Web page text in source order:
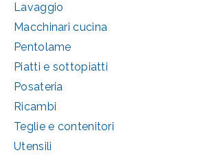
Lavaggio
Macchinari cucina
Pentolame
Piatti e sottopiatti
Posateria
Ricambi
Teglie e contenitori
Utensili